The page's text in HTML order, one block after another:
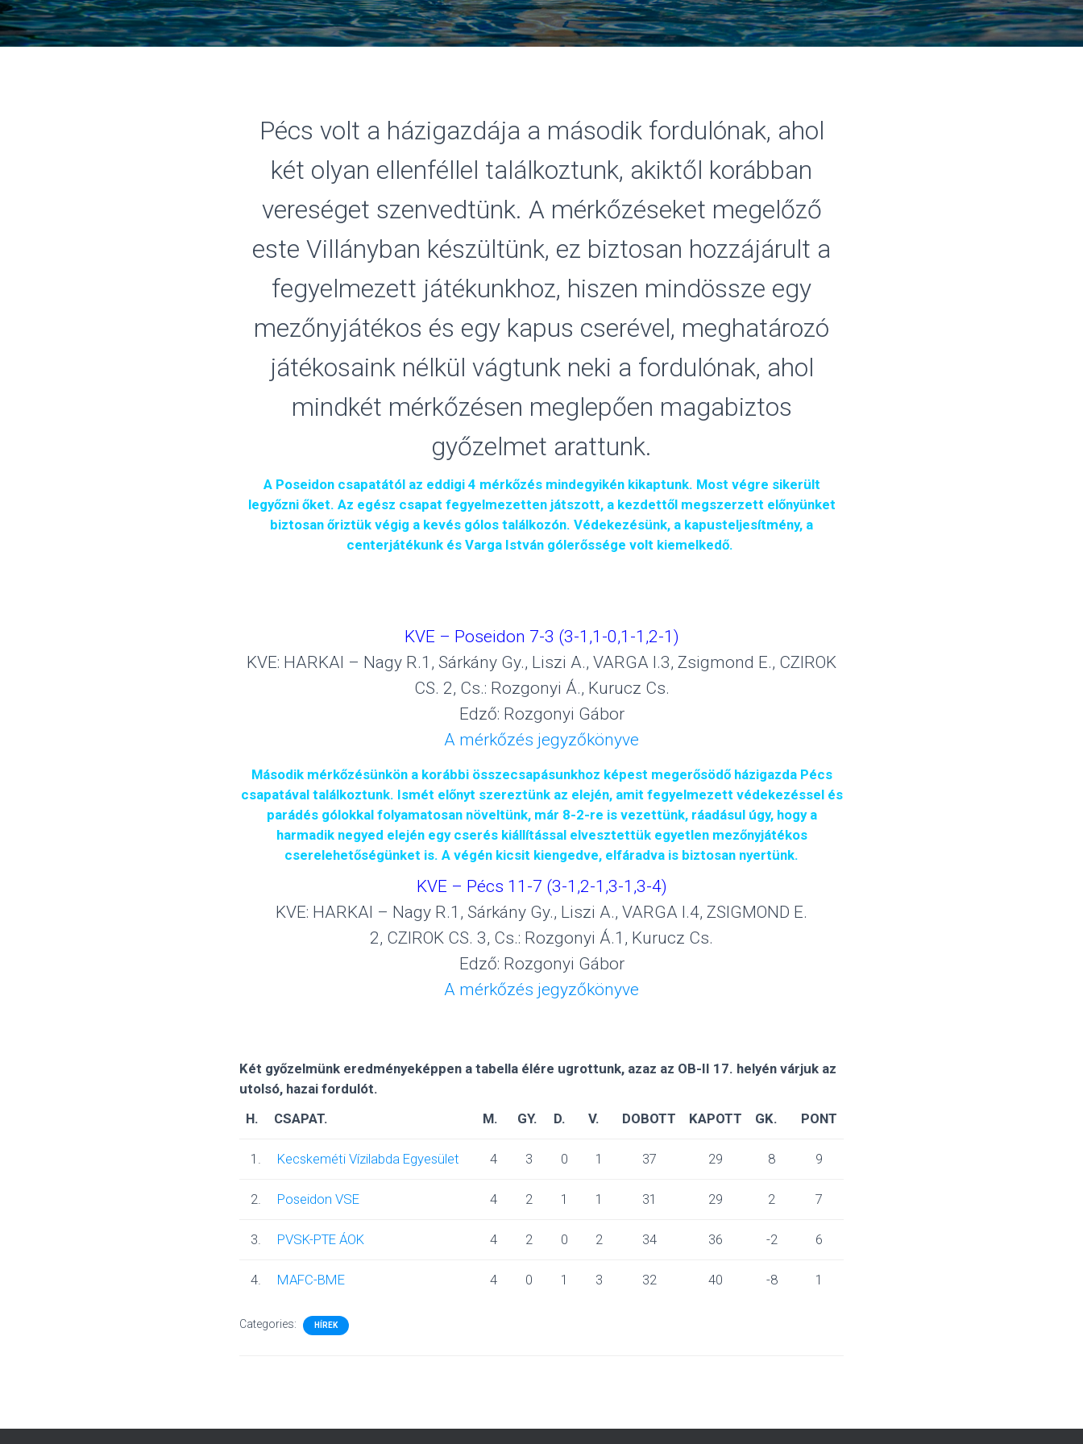
Pécs volt a házigazdája a második fordulónak, ahol
két olyan ellenféllel találkoztunk, akiktől korábban
vereséget szenvedtünk. A mérkőzéseket megelőző
este Villányban készültünk, ez biztosan hozzájárult a
fegyelmezett játékunkhoz, hiszen mindössze egy
mezőnyjátékos és egy kapus cserével, meghatározó
játékosaink nélkül vágtunk neki a fordulónak, ahol
mindkét mérkőzésen meglepően magabiztos
győzelmet arattunk.
A Poseidon csapatától az eddigi 4 mérkőzés mindegyikén kikaptunk. Most végre sikerült
legyőzni őket. Az egész csapat fegyelmezetten játszott, a kezdettől megszerzett előnyünket
biztosan őriztük végig a kevés gólos találkozón. Védekezésünk, a kapusteljesítmény, a
centerjátékunk és Varga István gólerőssége volt kiemelkedő.
KVE – Poseidon 7-3 (3-1,1-0,1-1,2-1)
KVE: HARKAI – Nagy R.1, Sárkány Gy., Liszi A., VARGA I.3, Zsigmond E., CZIROK
CS. 2, Cs.: Rozgonyi Á., Kurucz Cs.
Edző: Rozgonyi Gábor
A mérkőzés jegyzőkönyve
Második mérkőzésünkön a korábbi összecsapásunkhoz képest megerősödő házigazda Pécs
csapatával találkoztunk. Ismét előnyt szereztünk az elején, amit fegyelmezett védekezéssel és
parádés gólokkal folyamatosan növeltünk, már 8-2-re is vezettünk, ráadásul úgy, hogy a
harmadik negyed elején egy cserés kiállítással elvesztettük egyetlen mezőnyjátékos
cserelehetőségünket is. A végén kicsit kiengedve, elfáradva is biztosan nyertünk.
KVE – Pécs 11-7 (3-1,2-1,3-1,3-4)
KVE: HARKAI – Nagy R.1, Sárkány Gy., Liszi A., VARGA I.4, ZSIGMOND E.
2, CZIROK CS. 3, Cs.: Rozgonyi Á.1, Kurucz Cs.
Edző: Rozgonyi Gábor
A mérkőzés jegyzőkönyve
Két győzelmünk eredményeképpen a tabella élére ugrottunk, azaz az OB-II 17. helyén várjuk az
utolsó, hazai fordulót.
H.
CSAPAT. M. GY. D. V. DOBOTT KAPOTT GK. PONT
1. Kecskeméti Vízilabda Egyesület 4 3 0 1 37 29 8 9
2. Poseidon VSE 4 2 1 1 31 29 2 7
3. PVSK-PTE ÁOK 4 2 0 2 34 36 -2 6
4. MAFC-BME 4 0 1 3 32 40 -8 1
Categories: HÍREK